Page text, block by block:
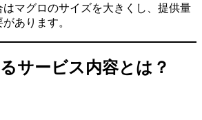
はマグロのサイズを大きくし、提供量
あります。
サービス内容とは？